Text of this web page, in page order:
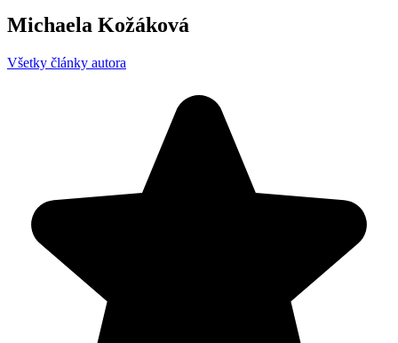
Michaela Kožáková
Všetky články autora